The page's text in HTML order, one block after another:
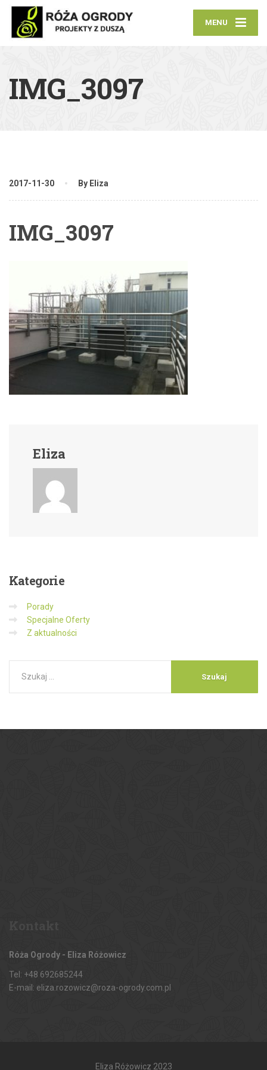
MENU
IMG_3097
2017-11-30 By Eliza
IMG_3097
Eliza
Kategorie
Porady
Specjalne Oferty
Z aktualności
Róża Ogrody - Eliza Różowicz
Tel: +48 692685244
E-mail: eliza.rozowicz@roza-ogrody.com.pl
Eliza Różowicz 2023